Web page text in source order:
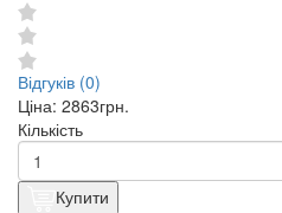
Відгуків (0)
Ціна: 2863грн.
Кількість
Купити